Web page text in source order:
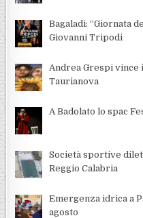
Bagaladi: “Giornata
Giovanni Tripodi
Andrea Grespi vince
Taurianova
A Badolato lo spac
Società sportive
Reggio Calabria
Emergenza idrica a
agosto